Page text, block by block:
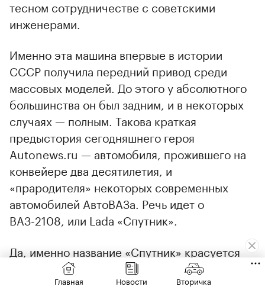
тесном сотрудничестве с советскими
инженерами.
Именно эта машина впервые в истории
СССР получила передний привод среди
массовых моделей. До этого у абсолютного
большинства он был задним, и в некоторых
случаях — полным. Такова краткая
предыстория сегодняшнего героя
Autonews.ru — автомобиля, прожившего на
конвейере два десятилетия, и
«прародителя» некоторых современных
автомобилей АвтоВАЗа. Речь идет о
ВАЗ-2108, или Lada «Спутник».
Да, именно название «Спутник» красуется
сзади и на 2108, и на 2109, но в народе оно
почему-то не прижилось. Для нас более
Главная Новости Вторичка